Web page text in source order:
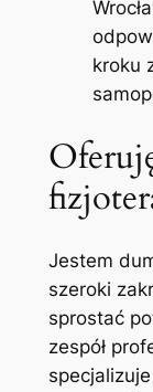
kroku
Jestem
szeroki
sprostać
zespół